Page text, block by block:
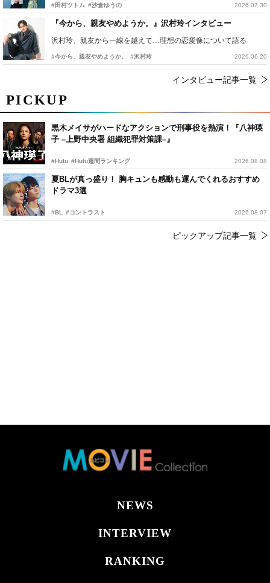
PICKUP
黒木メイサがハードなアクションで刑事役を熱演！『八神瑛
子 –上野中央署 組織犯罪対策課–』
#Hulu #Hulu週間ランキング 2026.08.08
夏BLが真っ盛り！ 胸キュンも感動も運んでくれるおすすめ
ドラマ3選
#BL #コントラスト 2026.08.07
ピックアップ記事一覧
#田村ツトム #沙倉ゆうの 2026.07.30
『今から、親友やめようか。』沢村玲インタビュー
沢村玲、親友から一線を越えて…理想の恋愛像について語る
#今から、親友やめようか。 #沢村玲 2026.06.20
インタビュー記事一覧
NEWS
INTERVIEW
RANKING